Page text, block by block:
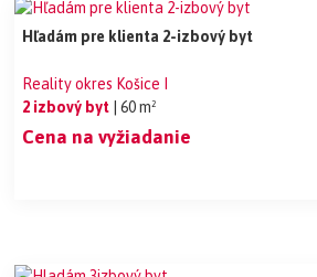
Hľadám pre klienta 2-izbový byt
Reality okres Košice I
2 izbový byt
| 60 m²
Cena na vyžiadanie